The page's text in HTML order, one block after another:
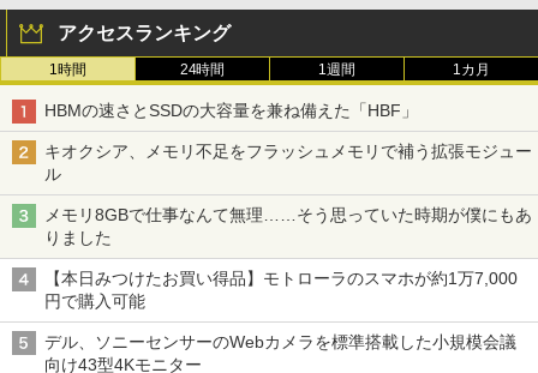
アクセスランキング
1時間 24時間 1週間 1カ月
HBMの速さとSSDの大容量を兼ね備えた「HBF」
キオクシア、メモリ不足をフラッシュメモリで補う拡張モジュー
ル
メモリ8GBで仕事なんて無理……そう思っていた時期が僕にもあ
りました
【本日みつけたお買い得品】モトローラのスマホが約1万7,000
円で購入可能
デル、ソニーセンサーのWebカメラを標準搭載した小規模会議
向け43型4Kモニター